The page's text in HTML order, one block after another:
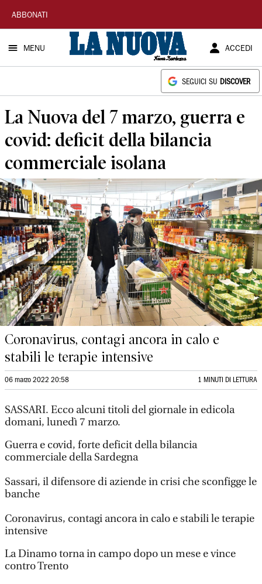
La
Nuova
Sardegna
ABBONATI
MENU ACCEDI
SEGUICI SU DISCOVER
La Nuova del 7 marzo, guerra e
covid: deficit della bilancia
commerciale isolana
Coronavirus, contagi ancora in calo e
stabili le terapie intensive
06 marzo 2022 20:58 1 MINUTI DI LETTURA
SASSARI. Ecco alcuni titoli del giornale in edicola
domani, lunedì 7 marzo.
Guerra e covid, forte deficit della bilancia
commerciale della Sardegna
Sassari, il difensore di aziende in crisi che sconfigge le
banche
Coronavirus, contagi ancora in calo e stabili le terapie
intensive
La Dinamo torna in campo dopo un mese e vince
contro Trento